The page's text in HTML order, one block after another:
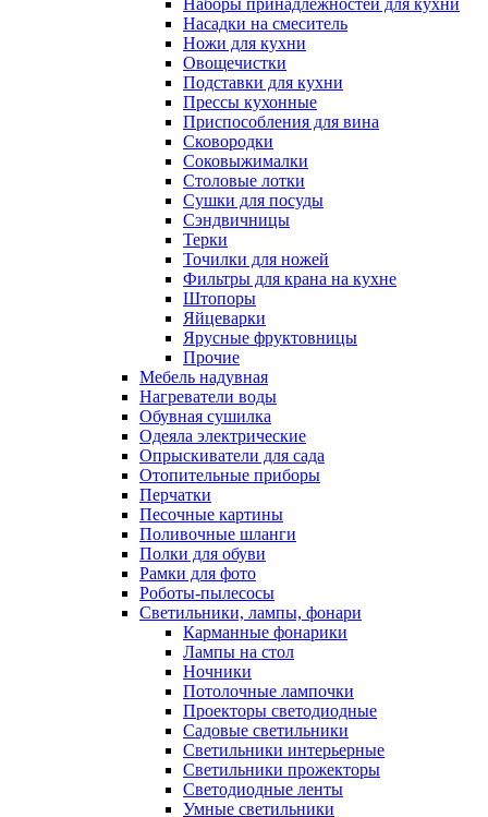
Наборы принадлежностей для кухни
Насадки на смеситель
Ножи для кухни
Овощечистки
Подставки для кухни
Прессы кухонные
Приспособления для вина
Сковородки
Соковыжималки
Столовые лотки
Сушки для посуды
Сэндвичницы
Терки
Точилки для ножей
Фильтры для крана на кухне
Штопоры
Яйцеварки
Ярусные фруктовницы
Прочие
Мебель надувная
Нагреватели воды
Обувная сушилка
Одеяла электрические
Опрыскиватели для сада
Отопительные приборы
Перчатки
Песочные картины
Поливочные шланги
Полки для обуви
Рамки для фото
Роботы-пылесосы
Светильники, лампы, фонари
Карманные фонарики
Лампы на стол
Ночники
Потолочные лампочки
Проекторы светодиодные
Садовые светильники
Светильники интерьерные
Светильники прожекторы
Светодиодные ленты
Умные светильники